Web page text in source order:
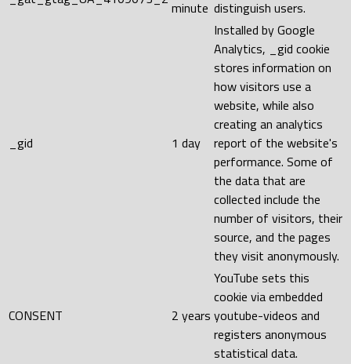
minute distinguish users.
_gid 1 day
Installed by Google
Analytics, _gid cookie
stores information on
how visitors use a
website, while also
creating an analytics
report of the website's
performance. Some of
the data that are
collected include the
number of visitors, their
source, and the pages
they visit anonymously.
CONSENT 2 years
YouTube sets this
cookie via embedded
youtube-videos and
registers anonymous
statistical data.